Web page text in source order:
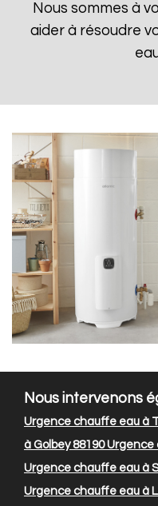
Nous sommes à
aider à résoudre
Nous intervenons
Urgence chauffe eau à
à Golbey 88190Urgence
Urgence chauffe eau à
Urgence chauffe eau à